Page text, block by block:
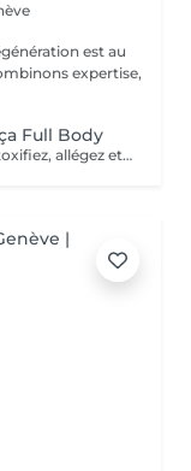
Full Body
Drainage lymphatique Renata França - Détoxifiez, allégez et sculptez votre corps ! Le drainage lymphatique selon la méthode Renata França est un soin manuel exclusif qui combine des manuvres dynamiques, une pression ferme et un rythme soutenu pour stimuler la circulation lymphatique, réduire les gonflements, éliminer les toxines et affiner visiblement la silhouette. Contrairement au drainage classique, cette méthode brésilienne offre des résultats immédiats tels que ventre dégonflé, jambes légères, sensation de bien-être et amélioration visible de la qualité de la peau. Elle est idéale en cas de rétention d'eau, de jambes lourdes, ou tout simplement pour booster votre système lymphatique et retrouver une sensation de légèreté. Ce soin convient aussi bien en cure qu'en entretien, et peut être intégré dans un programme minceur, post-opératoire ou bien-être.